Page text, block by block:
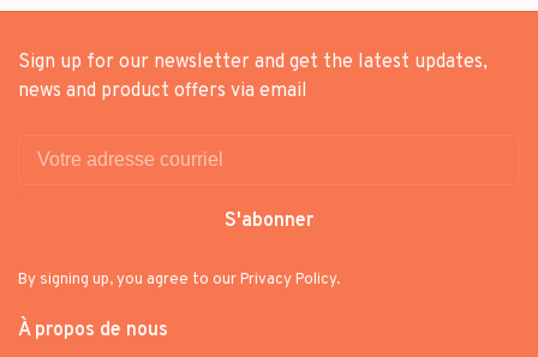
Sign up for our newsletter and get the latest updates,
news and product offers via email
S'abonner
By signing up, you agree to our Privacy Policy.
À propos de nous